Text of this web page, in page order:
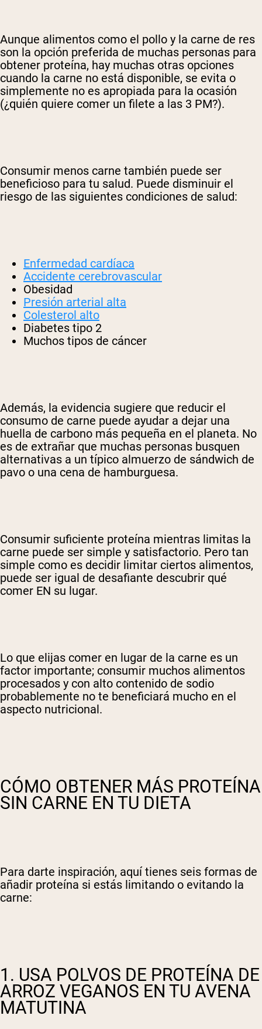
Aunque alimentos como el pollo y la carne de res
son la opción preferida de muchas personas para
obtener proteína, hay muchas otras opciones
cuando la carne no está disponible, se evita o
simplemente no es apropiada para la ocasión
(¿quién quiere comer un filete a las 3 PM?).
Consumir menos carne también puede ser
beneficioso para tu salud. Puede disminuir el
riesgo de las siguientes condiciones de salud:
Enfermedad cardíaca
Accidente cerebrovascular
Obesidad
Presión arterial alta
Colesterol alto
Diabetes tipo 2
Muchos tipos de cáncer
Además, la evidencia sugiere que reducir el
consumo de carne puede ayudar a dejar una
huella de carbono más pequeña en el planeta. No
es de extrañar que muchas personas busquen
alternativas a un típico almuerzo de sándwich de
pavo o una cena de hamburguesa.
Consumir suficiente proteína mientras limitas la
carne puede ser simple y satisfactorio. Pero tan
simple como es decidir limitar ciertos alimentos,
puede ser igual de desafiante descubrir qué
comer EN su lugar.
Lo que elijas comer en lugar de la carne es un
factor importante; consumir muchos alimentos
procesados y con alto contenido de sodio
probablemente no te beneficiará mucho en el
aspecto nutricional.
CÓMO OBTENER MÁS PROTEÍNA
SIN CARNE EN TU DIETA
Para darte inspiración, aquí tienes seis formas de
añadir proteína si estás limitando o evitando la
carne:
1. USA POLVOS DE PROTEÍNA DE
ARROZ VEGANOS EN TU AVENA
MATUTINA